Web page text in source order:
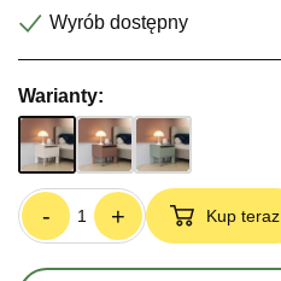
Wyrób dostępny
Warianty:
- + Kup teraz